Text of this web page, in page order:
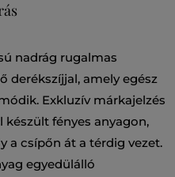
nadrág rugalmas
derékszíjjal, amely egész
Exkluzív márkajelzés
fényes anyagon,
a csípőn át a térdig vezet.
egyedülálló